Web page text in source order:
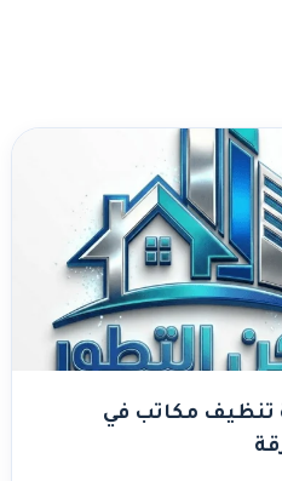
تنظيف مكاتب في